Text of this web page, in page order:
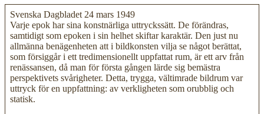
Svenska Dagbladet 24 mars 1949
Varje epok har sina konstnärliga uttryckssätt. De förändras,
samtidigt som epoken i sin helhet skiftar karaktär. Den just nu
allmänna benägenheten att i bildkonsten vilja se något berättat,
som försiggår i ett tredimensionellt uppfattat rum, är ett arv från
renässansen, då man för första gången lärde sig bemästra
perspektivets svårigheter. Detta, trygga, vältimrade bildrum var
uttryck för en uppfattning: av verkligheten som orubblig och
statisk.